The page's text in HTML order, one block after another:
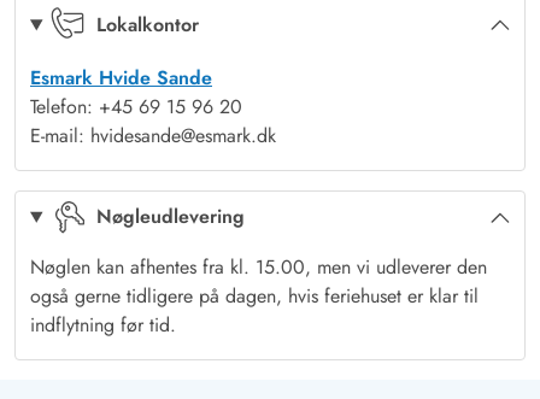
huset, så man kan tydeligt høre havets brusen fra terrassen. På
Lokalkontor
Esmark Hvide Sande
Telefon: +45 69 15 96 20
E-mail: hvidesande@esmark.dk
Nøgleudlevering
Nøglen kan afhentes fra kl. 15.00, men vi udleverer den
også gerne tidligere på dagen, hvis feriehuset er klar til
indflytning før tid.